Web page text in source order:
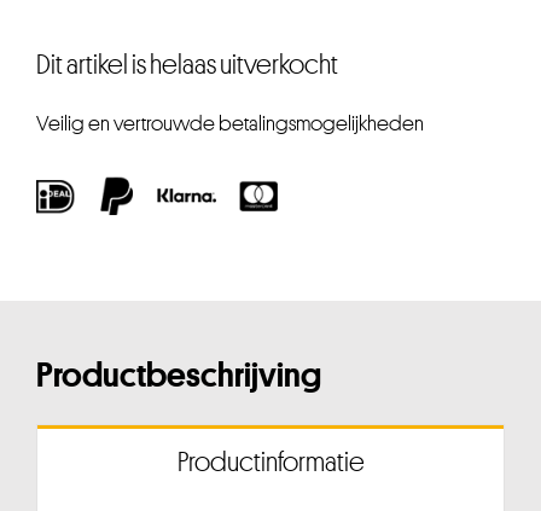
Dit artikel is helaas uitverkocht
Veilig en vertrouwde betalingsmogelijkheden
Productbeschrijving
Productinformatie